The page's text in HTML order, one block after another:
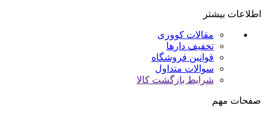
اطلاعات بیشتر
مقالات کووری
تخفیف دارها
قوانین فروشگاه
سوالات متداول
شرایط بازگشت کالا
صفحات مهم